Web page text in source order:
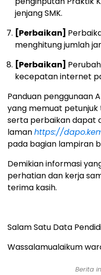
jenjang SMK.
[Perbaikan]
menghitung jumlah
[Perbaikan]
kecepatan internet
Panduan penggunaan
yang memuat
serta perbaikan dapat
lamanhttps://
pada bagian lampiran
Demikian informasi
perhatian dan kerja
terima kasih.
Salam Satu Data
Wassalamualaikum
Berita